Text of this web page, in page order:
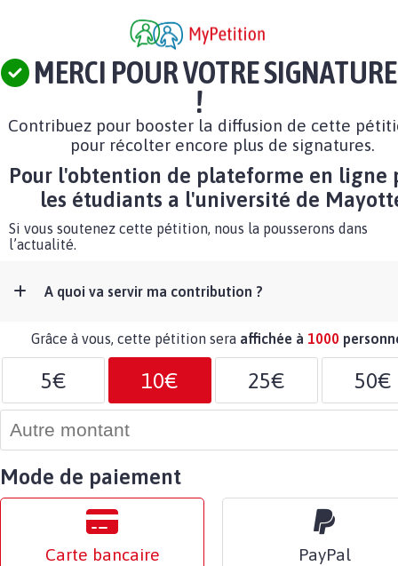
MERCI POUR VOTRE SIGNATURE
!
Contribuez pour booster la diffusion de cette
pour récolter encore plus de signatures.
Pour l'obtention de plateforme en ligne
les étudiants a l'université de
Si vous soutenez cette pétition, nous la pousserons dans
l’actualité.
A quoi va servir ma contribution ?
Grâce à vous, cette pétition sera affichée à 1000
5€ 10€ 25€ 50€
Mode de paiement
Carte bancaire PayPal